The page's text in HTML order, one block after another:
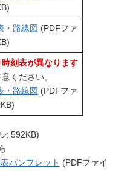
・路線図 (PDFファ
刻表が異なります
ください。
・路線図 (PDFファ
; 592KB)
パンフレット (PDFファイ